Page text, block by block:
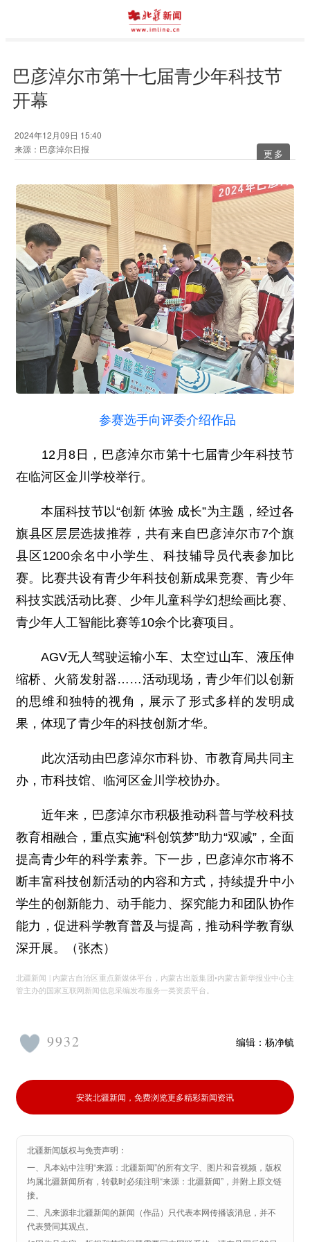
巴彦淖尔市第十七届青少年科技节
开幕
2024年12月09日 15:40
来源：巴彦淖尔日报
更多
参赛选手向评委介绍作品
12月8日，巴彦淖尔市第十七届青少年科技节
在临河区金川学校举行。
本届科技节以“创新 体验 成长”为主题，经过各
旗县区层层选拔推荐，共有来自巴彦淖尔市7个旗
县区1200余名中小学生、科技辅导员代表参加比
赛。比赛共设有青少年科技创新成果竞赛、青少年
科技实践活动比赛、少年儿童科学幻想绘画比赛、
青少年人工智能比赛等10余个比赛项目。
AGV无人驾驶运输小车、太空过山车、液压伸
缩桥、火箭发射器……活动现场，青少年们以创新
的思维和独特的视角，展示了形式多样的发明成
果，体现了青少年的科技创新才华。
此次活动由巴彦淖尔市科协、市教育局共同主
办，市科技馆、临河区金川学校协办。
近年来，巴彦淖尔市积极推动科普与学校科技
教育相融合，重点实施“科创筑梦”助力“双减”，全面
提高青少年的科学素养。下一步，巴彦淖尔市将不
断丰富科技创新活动的内容和方式，持续提升中小
学生的创新能力、动手能力、探究能力和团队协作
能力，促进科学教育普及与提高，推动科学教育纵
深开展。（张杰）
北疆新闻 | 内蒙古自治区重点新媒体平台，内蒙古出版集团•内蒙古新华报业中心主
管主办的国家互联网新闻信息采编发布服务一类资质平台。
编辑： 杨净毓
9932
安装北疆新闻，免费浏览更多精彩新闻资讯
北疆新闻版权与免责声明：
一、凡本站中注明“来源：北疆新闻”的所有文字、图片和音视频，版权
均属北疆新闻所有，转载时必须注明“来源：北疆新闻”，并附上原文链
接。
二、凡来源非北疆新闻的新闻（作品）只代表本网传播该消息，并不
代表赞同其观点。